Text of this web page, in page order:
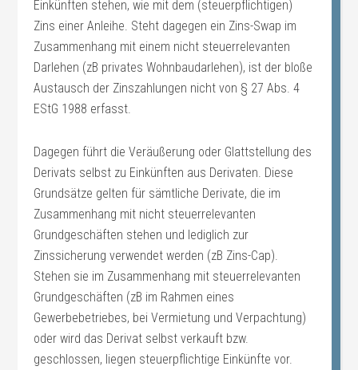
Einkünften stehen, wie mit dem (steuerpflichtigen)
Zins einer Anleihe. Steht dagegen ein Zins-Swap im
Zusammenhang mit einem nicht steuerrelevanten
Darlehen (zB privates Wohnbaudarlehen), ist der bloße
Austausch der Zinszahlungen nicht von § 27 Abs. 4
EStG 1988 erfasst.
Dagegen führt die Veräußerung oder Glattstellung des
Derivats selbst zu Einkünften aus Derivaten. Diese
Grundsätze gelten für sämtliche Derivate, die im
Zusammenhang mit nicht steuerrelevanten
Grundgeschäften stehen und lediglich zur
Zinssicherung verwendet werden (zB Zins-Cap).
Stehen sie im Zusammenhang mit steuerrelevanten
Grundgeschäften (zB im Rahmen eines
Gewerbebetriebes, bei Vermietung und Verpachtung)
oder wird das Derivat selbst verkauft bzw.
geschlossen, liegen steuerpflichtige Einkünfte vor.